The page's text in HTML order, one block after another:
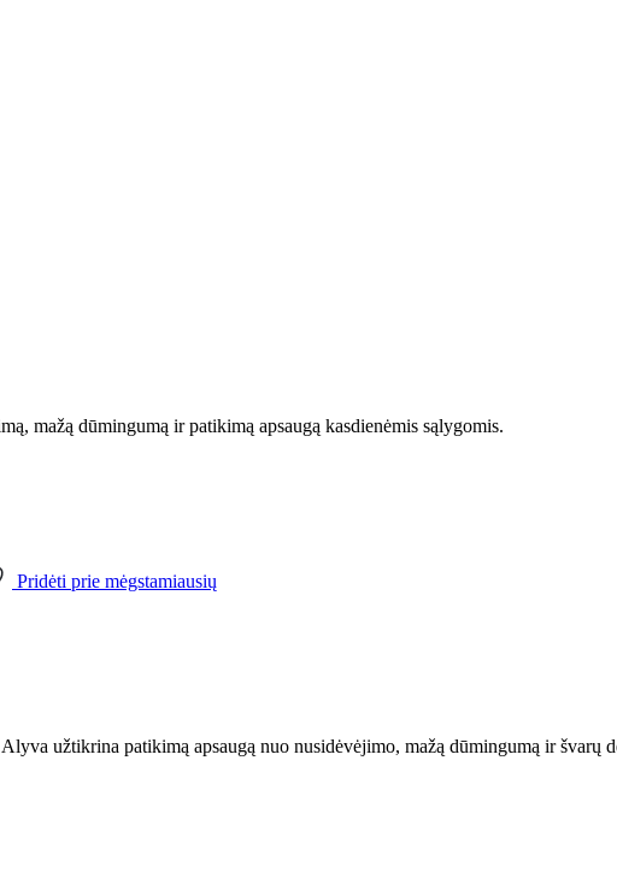
mažą dūmingumą ir patikimą apsaugą kasdienėmis sąlygomis.
Pridėti prie mėgstamiausių
užtikrina patikimą apsaugą nuo nusidėvėjimo, mažą dūmingumą ir švarų